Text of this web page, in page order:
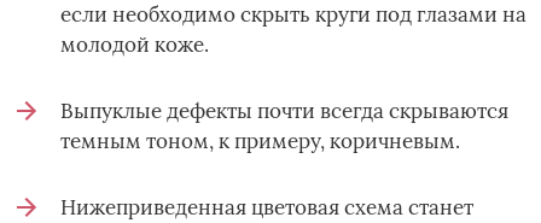
если необходимо скрыть круги под глазами на
молодой коже.
Выпуклые дефекты почти всегда скрываются
темным тоном, к примеру, коричневым.
Нижеприведенная цветовая схема станет